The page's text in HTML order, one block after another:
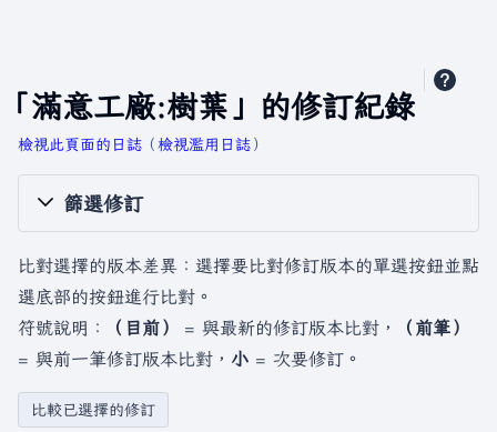
「滿意工廠:樹葉」的修訂紀錄
檢視此頁面的日誌 ​（檢視濫用日誌）
篩選修訂
比對選擇的版本差異：選擇要比對修訂版本的單選按鈕並點
選底部的按鈕進行比對。
符號說明：
（目前） = 與最新的修訂版本比對，
（前筆）
= 與前一筆修訂版本比對， 小 = 次要修訂。